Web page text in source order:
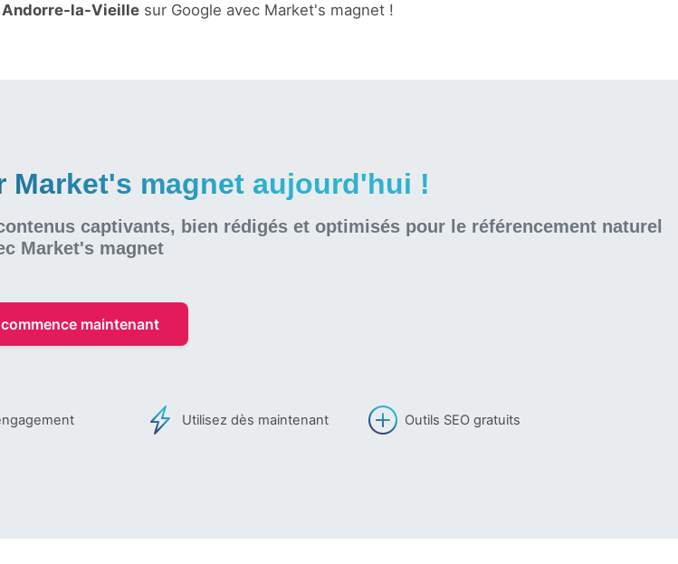
Andorre-la-Vieille sur Google avec Market's magnet !
Market's magnet aujourd'hui !
captivants, bien rédigés et optimisés pour le référencement naturel
Market's magnet
maintenant
Utilisez dès maintenant Outils SEO gratuits